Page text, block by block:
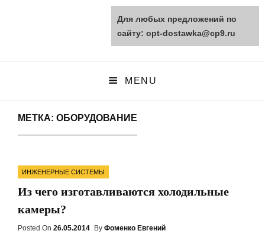
opt-dostawka.ru
MENU
МЕТКА: ОБОРУДОВАНИЕ
Categories
ИНЖЕНЕРНЫЕ СИСТЕМЫ
Из чего изготавливаются холодильные
камеры?
Posted On Posted
26.05.2014 By Фоменко Евгений
Для любых предложений по
сайту: opt-dostawka@cp9.ru